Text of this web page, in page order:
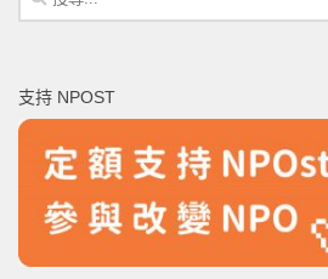
尋
字:
支持 NPOST